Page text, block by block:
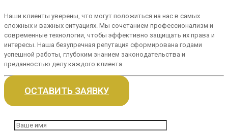
Наши клиенты уверены, что могут положиться на нас в самых
сложных и важных ситуациях. Мы сочетанием профессионализм и
современные технологии, чтобы эффективно защищать их права и
интересы. Наша безупречная репутация сформирована годами
успешной работы, глубоким знанием законодательства и
преданностью делу каждого клиента.
ОСТАВИТЬ ЗАЯВКУ